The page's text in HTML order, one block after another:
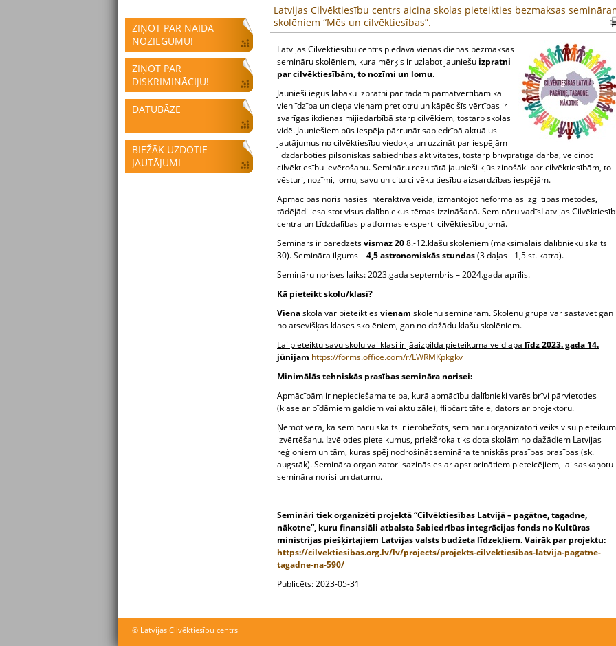
ZIŅOT PAR NAIDA
NOZIEGUMU!
ZIŅOT PAR
DISKRIMINĀCIJU!
DATUBĀZE
BIEŽĀK UZDOTIE
JAUTĀJUMI
Latvijas Cilvēktiesību centrs aicina skolas pieteikties bezmaksas
skolēniem “Mēs un cilvēktiesības”.
Latvijas Cilvēktiesību centrs piedāvā vienas dienas bezmaksas
semināru skolēniem, kura mērķis ir uzlabot jauniešu izpratni
par cilvēktiesībām, to nozīmi un lomu.
Jaunieši iegūs labāku izpratni par tādām pamatvērtībām kā
vienlīdzība un cieņa vienam pret otru un kāpēc šīs vērtības ir
svarīgas ikdienas mijiedarbībā starp cilvēkiem, tostarp skolas
vidē. Jauniešiem būs iespēja pārrunāt sabiedrībā aktuālus
jautājumus no cilvēktiesību viedokļa un uzzināt par iespējām
līdzdarboties pilsoniskās sabiedrības aktivitātēs, tostarp brīvprātīgā darbā, veicinot
cilvēktiesību ievērošanu. Semināru rezultātā jaunieši kļūs zinošāki par cilvēktiesībām, to
vēsturi, nozīmi, lomu, savu un citu cilvēku tiesību aizsardzības iespējām.
Apmācības norisināsies interaktīvā veidā, izmantojot neformālās izglītības metodes,
tādējādi iesaistot visus dalībniekus tēmas izzināšanā. Semināru vadīsLatvijas
centra un Līdzdalības platformas eksperti cilvēktiesību jomā.
Seminārs ir paredzētsvismaz 208.-12.klašu skolēniem (maksimālais dalībnieku skaits
30). Semināra ilgums –4,5 astronomiskās stundas(3 daļas - 1,5 st. katra).
Semināru norises laiks: 2023.gada septembris – 2024.gada aprīlis.
Kā pieteikt skolu/klasi?
Vienaskola var pieteiktiesvienam skolēnu semināram. Skolēnu grupa var sastāvēt gan
no atsevišķas klases skolēniem, gan no dažādu klašu skolēniem.
Lai pieteiktu savu skolu vai klasi ir jāaizpilda pieteikuma veidlapa līdz 2023. gada 14.
jūnijam https://forms.office.com/r/LWRMKpkgkv
Minimālās tehniskās prasības semināra norisei:
Apmācībām ir nepieciešama telpa, kurā apmācību dalībnieki varēs brīvi pārvietoties
(klase ar bīdāmiem galdiem vai aktu zāle), flipčart tāfele, dators ar projektoru.
Ņemot vērā, ka semināru skaits ir ierobežots, semināru organizatori veiks visu
izvērtēšanu. Izvēloties pieteikumus, priekšroka tiks dota skolām no dažādiem Latvijas
reģioniem un tām, kuras spēj nodrošināt semināra tehniskās prasības prasības (sk.
augstāk). Semināra organizatori sazināsies ar apstiprinātiem pieteicējiem, lai saskaņotu
semināra norisi un datumu.
Semināri tiek organizēti projektā “Cilvēktiesības Latvijā – pagātne, tagadne,
nākotne”, kuru finansiāli atbalsta Sabiedrības integrācijas fonds no Kultūras
ministrijas piešķirtajiem Latvijas valsts budžeta līdzekļiem.Vairāk par projektu:
https://cilvektiesibas.org.lv/lv/projects/projekts-cilvektiesibas-latvija-pagatne-
tagadne-na-590/
Publicēts: 2023-05-31
© Latvijas Cilvēktiesību centrs